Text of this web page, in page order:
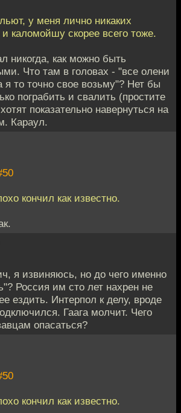
у меня лично никаких
каломойшу скорее всего тоже.
никогда, как можно быть
Что там в головах - "все олени
то точно свое возьму"? Нет бы
пограбить и свалить (простите
показательно навернуться на
Караул.
кончил как известно.
я извиняюсь, но до чего именно
Россия им сто лет нахрен не
ездить. Интерпол к делу, вроде
Гаага молчит. Чего
опасаться?
кончил как известно.